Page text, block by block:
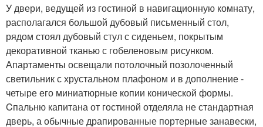
У двери, ведущей из гостиной в навигационную комнату,
располагался большой дубовый письменный стол,
рядом стоял дубовый стул с сиденьем, покрытым
декоративной тканью с гобеленовым рисунком.
Апартаменты освещали потолочный позолоченный
светильник с хрустальном плафоном и в дополнение -
четыре его миниатюрные копии конической формы.
Cпальню капитана от гостиной отделяла не стандартная
дверь, а обычные драпированные портерные занавески,